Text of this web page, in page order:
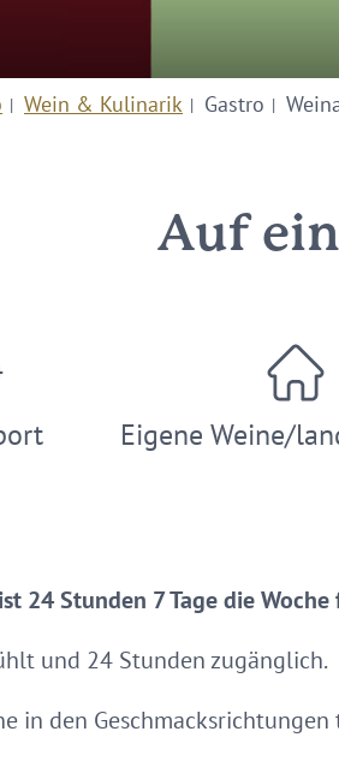
Wein & Kulinarik Gastro
Auf
Eigene Weine/
24 Stunden 7 Tage die
und 24 Stunden zugänglich.
in den